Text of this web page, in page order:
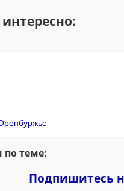
по теме:
Подпишитесь